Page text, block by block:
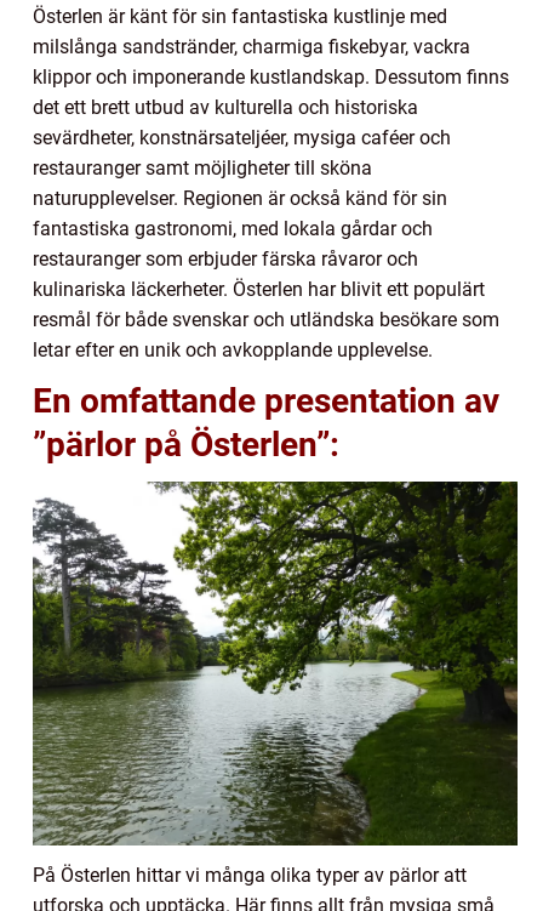
Österlen är känt för sin fantastiska kustlinje med
milslånga sandstränder, charmiga fiskebyar, vackra
klippor och imponerande kustlandskap. Dessutom finns
det ett brett utbud av kulturella och historiska
sevärdheter, konstnärsateljéer, mysiga caféer och
restauranger samt möjligheter till sköna
naturupplevelser. Regionen är också känd för sin
fantastiska gastronomi, med lokala gårdar och
restauranger som erbjuder färska råvaror och
kulinariska läckerheter. Österlen har blivit ett populärt
resmål för både svenskar och utländska besökare som
letar efter en unik och avkopplande upplevelse.
En omfattande presentation av
”pärlor på Österlen”:
På Österlen hittar vi många olika typer av pärlor att
utforska och upptäcka. Här finns allt från mysiga små